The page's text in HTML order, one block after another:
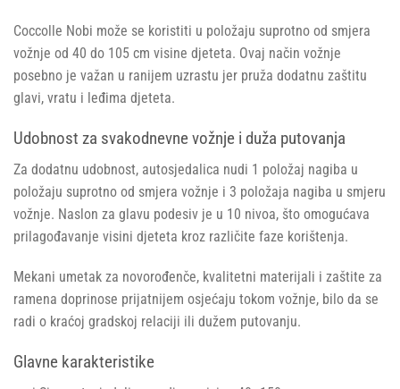
Coccolle Nobi može se koristiti u položaju suprotno od smjera
vožnje od 40 do 105 cm visine djeteta. Ovaj način vožnje
posebno je važan u ranijem uzrastu jer pruža dodatnu zaštitu
glavi, vratu i leđima djeteta.
Udobnost za svakodnevne vožnje i duža putovanja
Za dodatnu udobnost, autosjedalica nudi 1 položaj nagiba u
položaju suprotno od smjera vožnje i 3 položaja nagiba u smjeru
vožnje. Naslon za glavu podesiv je u 10 nivoa, što omogućava
prilagođavanje visini djeteta kroz različite faze korištenja.
Mekani umetak za novorođenče, kvalitetni materijali i zaštite za
ramena doprinose prijatnijem osjećaju tokom vožnje, bilo da se
radi o kraćoj gradskoj relaciji ili dužem putovanju.
Glavne karakteristike